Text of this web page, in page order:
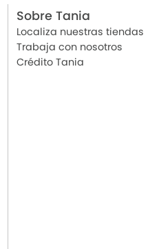
Sobre Tania
Localiza nuestras tiendas
Trabaja con nosotros
Crédito Tania